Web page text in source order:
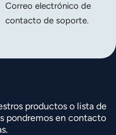
Correo electrónico de
contacto de soporte.
productos o lista de
pondremos en contacto